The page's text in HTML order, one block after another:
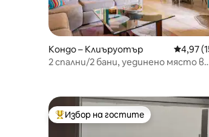
Кондо – Клиъруотър Средна
4,97
2 спални/2 бани, уединено място в
Най-популярен избор на гостите
Избор на гостите